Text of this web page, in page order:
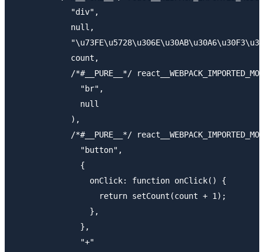
            "div",
            null,
            count,
/*#__PURE__*/
              "br",
              null
            ),
/*#__PURE__*/
              "button",
              {
                onClick: function onClick() {
                  return setCount(count + 1);
                },
              },
              "+"